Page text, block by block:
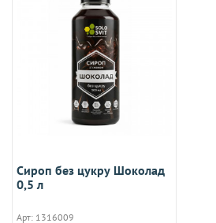
Сироп без цукру Шоколад
0,5 л
Арт: 1316009